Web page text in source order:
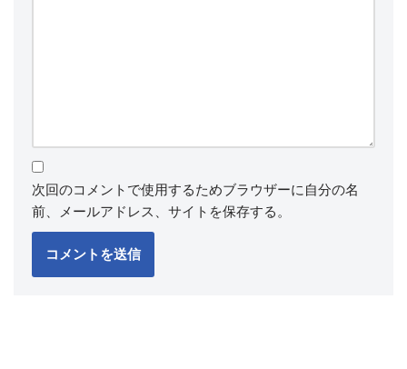
次回のコメントで使用するためブラウザーに自分の名
前、メールアドレス、サイトを保存する。